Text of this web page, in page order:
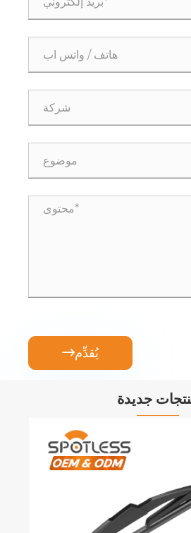
يُقدِّم
جديدة
الأمامي المطاطي